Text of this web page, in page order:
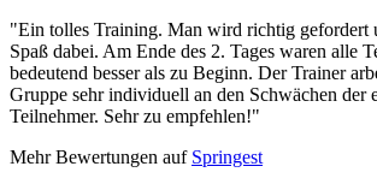
"Ein tolles Training. Man wird richtig gefordert
Spaß dabei. Am Ende des 2. Tages waren alle
bedeutend besser als zu Beginn. Der Trainer
Gruppe sehr individuell an den Schwächen der
Teilnehmer. Sehr zu empfehlen!"
Mehr Bewertungen auf Springest